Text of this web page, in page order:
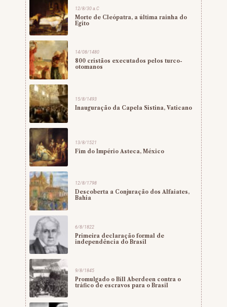
12/8/30 a.C
Morte de Cleópatra, a última rainha do
Egito
14/08/1480
800 cristãos executados pelos turco-
otomanos
15/8/1493
Inauguração da Capela Sistina, Vaticano
13/8/1521
Fim do Império Asteca, México
12/8/1798
Descoberta a Conjuração dos Alfaiates,
Bahia
6/8/1822
Primeira declaração formal de
independência do Brasil
9/8/1845
Promulgado o Bill Aberdeen contra o
tráfico de escravos para o Brasil